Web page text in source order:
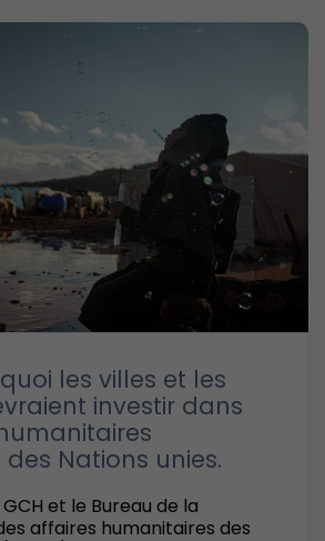
les villes et les
investir dans
Nations unies.
et le Bureau de la
affaires humanitaires des